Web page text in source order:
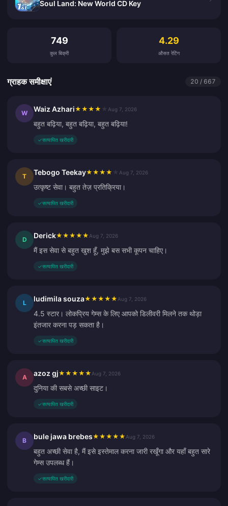
Soul Land: New World CD Key
749
कुल बिक्री
4.29
औसत रेटिंग
ग्राहक समीक्षाएं 20 / 667
W Waiz Azhari★ ★ ★ ★ Aug 7, 2026
बहुत बढ़िया, बहुत बढ़िया, बहुत बढ़िया!
✓सत्यापित खरीदारी
T Tebogo Teekay★ ★ ★ ★ Aug 7, 2026
उत्कृष्ट सेवा। बहुत तेज़ प्रतिक्रिया।
✓सत्यापित खरीदारी
D Derick★ ★ ★ ★ ★ Aug 7, 2026
मैं इस सेवा से बहुत खुश हूँ, मुझे बस सभी कूपन चाहिए।
✓सत्यापित खरीदारी
L ludimila souza★ ★ ★ ★ ★ Aug 7, 2026
4.5 स्टार। लोकप्रिय गेम्स के लिए आपको डिलीवरी मिलने तक थोड़ा
इंतजार करना पड़ सकता है।
✓सत्यापित खरीदारी
A azoz gj★ ★ ★ ★ ★ Aug 7, 2026
दुनिया की सबसे अच्छी साइट।
✓सत्यापित खरीदारी
B bule jawa brebes★ ★ ★ ★ ★ Aug 7, 2026
बहुत अच्छी सेवा है, मैं इसे इस्तेमाल करना जारी रखूँगा और यहाँ बहुत सारे
गेम्स उपलब्ध हैं।
✓सत्यापित खरीदारी